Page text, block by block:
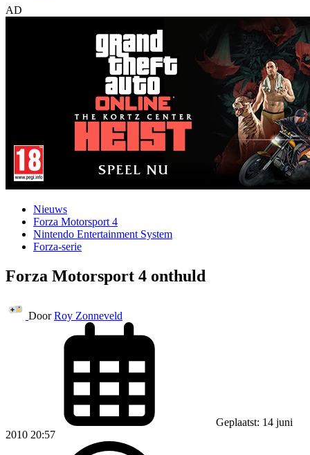
AD
Nieuws
Forza Motorsport 4
Nintendo Entertainment System
Forza-serie
Forza Motorsport 4 onthuld
Door Roy Zonneveld
Geplaatst: 14 juni
2010 20:57